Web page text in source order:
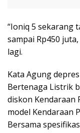
“Ioniq 5 sekarang
sampai Rp450
lagi.
Kata Agung
Bertenaga Listrik
diskon Kendaraan
model Kendaraan
Bersama